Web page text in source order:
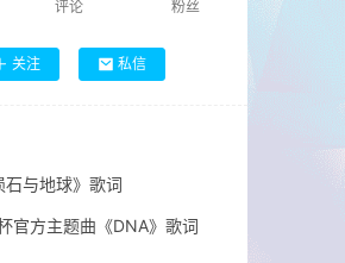
评论 粉丝
关注 私信
石与地球》歌词
官方主题曲《DNA》歌词